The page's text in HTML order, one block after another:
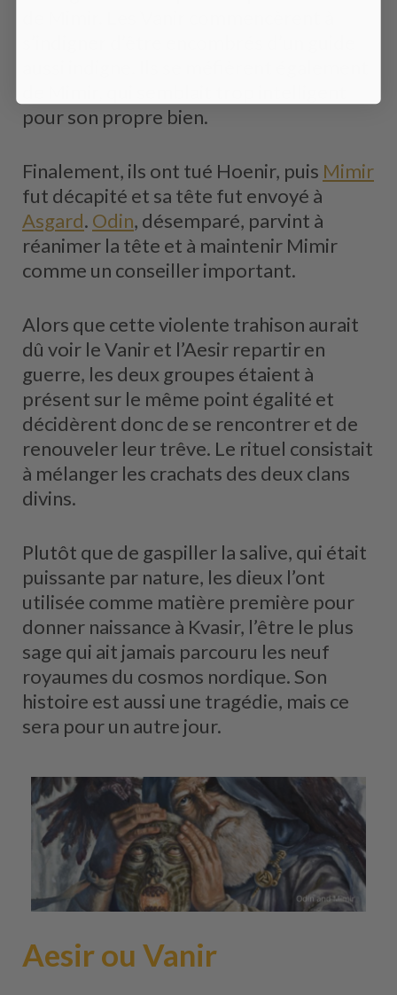
pour son propre bien.
Finalement, ils ont tué Hoenir, puis Mimir
fut décapité et sa tête fut envoyé à
Asgard. Odin, désemparé, parvint à
réanimer la tête et à maintenir Mimir
comme un conseiller important.
Alors que cette violente trahison aurait
dû voir le Vanir et l’Aesir repartir en
guerre, les deux groupes étaient à
présent sur le même point égalité et
décidèrent donc de se rencontrer et de
renouveler leur trêve. Le rituel consistait
à mélanger les crachats des deux clans
divins.
Plutôt que de gaspiller la salive, qui était
puissante par nature, les dieux l’ont
utilisée comme matière première pour
donner naissance à Kvasir, l’être le plus
sage qui ait jamais parcouru les neuf
royaumes du cosmos nordique. Son
histoire est aussi une tragédie, mais ce
sera pour un autre jour.
Aesir ou Vanir